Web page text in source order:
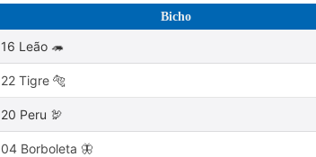
Bicho
16 Leão 🦔
22 Tigre 🐅
20 Peru 🦃
04 Borboleta 🦋